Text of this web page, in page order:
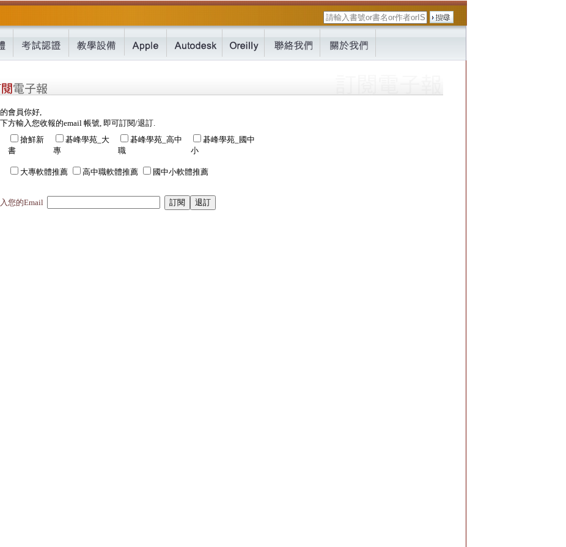
會員你好,
方輸入您收報的email 帳號, 即可訂閱/退訂.
搶鮮新
書
碁峰學苑_大
專
碁峰學苑_高中
職
碁峰學苑_國中
小
大專軟體推薦 高中職軟體推薦 國中小軟體推薦
您的Email